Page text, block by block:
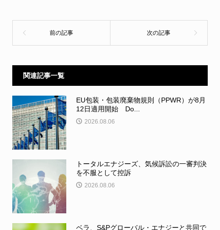
関連記事一覧
EU包装・包装廃棄物規則（PPWR）が8月
12日適用開始 Do...
2026.08.06
トータルエナジーズ、気候訴訟の一審判決
を不服として控訴
2026.08.06
ベラ、S&Pグローバル・エナジーと共同で